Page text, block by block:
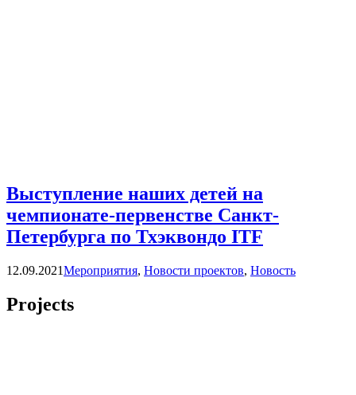
Выступление наших детей на
чемпионате-первенстве Санкт-
Петербурга по Тхэквондо ITF
12.09.2021Categories
Мероприятия, Новости проектов, Новость
Projects